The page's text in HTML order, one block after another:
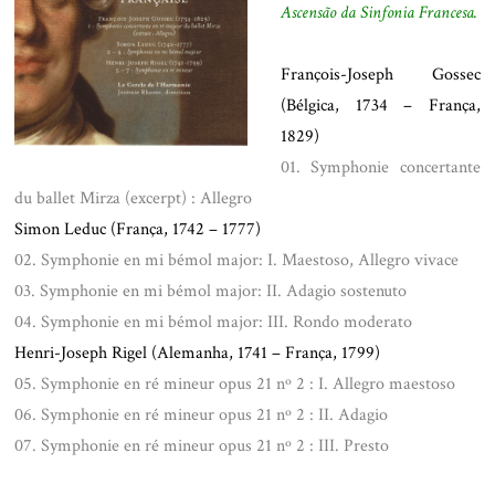
Ascensão da Sinfonia Francesa.
François-Joseph Gossec
(Bélgica, 1734 – França,
1829)
01. Symphonie concertante
du ballet Mirza (excerpt) : Allegro
Simon Leduc (França, 1742 – 1777)
02. Symphonie en mi bémol major: I. Maestoso, Allegro vivace
03. Symphonie en mi bémol major: II. Adagio sostenuto
04. Symphonie en mi bémol major: III. Rondo moderato
Henri-Joseph Rigel (Alemanha, 1741 – França, 1799)
05. Symphonie en ré mineur opus 21 nº 2 : I. Allegro maestoso
06. Symphonie en ré mineur opus 21 nº 2 : II. Adagio
07. Symphonie en ré mineur opus 21 nº 2 : III. Presto